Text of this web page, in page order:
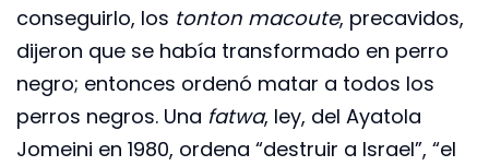
conseguirlo, los tonton macoute, precavidos,
dijeron que se había transformado en perro
negro; entonces ordenó matar a todos los
perros negros. Una fatwa, ley, del Ayatola
Jomeini en 1980, ordena “destruir a Israel”, “el